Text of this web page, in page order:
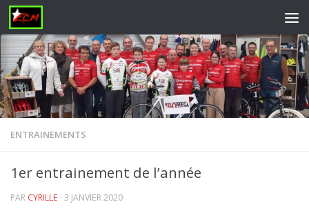
Skip to content
ENTRAINEMENTS
1er entrainement de l’année
PAR CYRILLE · 3 JANVIER 2020